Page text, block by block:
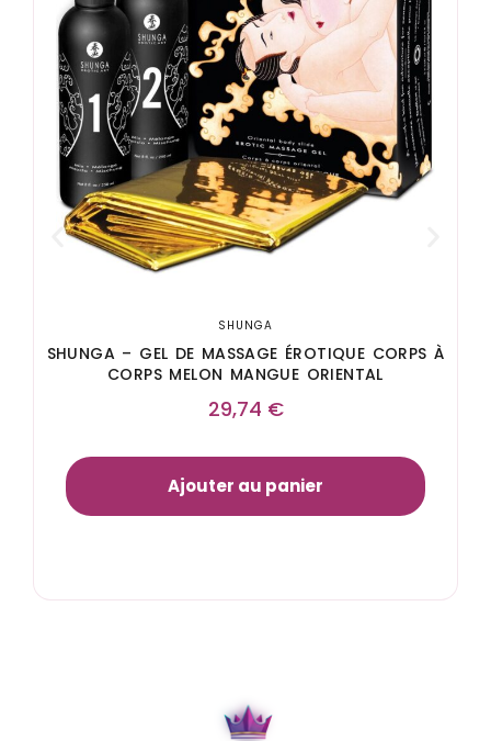
SHUNGA
SHUNGA – GEL DE MASSAGE ÉROTIQUE CORPS À
CORPS MELON MANGUE ORIENTAL
29,74 €
Ajouter au panier